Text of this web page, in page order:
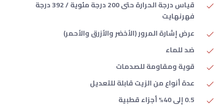
قياس درجة الحرارة حتى 200 درجة مئوية / 392 درجة
فهرنهايت
عرض إشارة المرور (الأخضر والأزرق والأحمر)
ضد للماء
قوية ومقاومة للصدمات
عدة أنواع من الزيت قابلة للتعديل
0.5 إلى 40% أجزاء قطبية